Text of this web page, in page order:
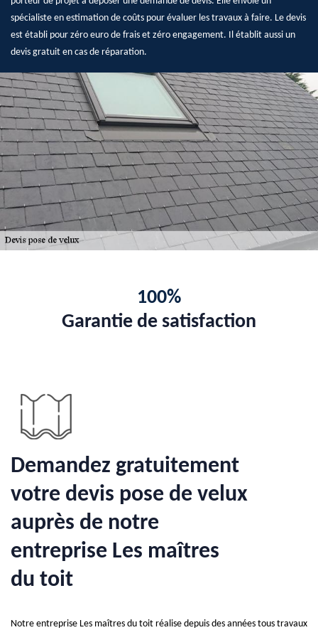
spécialiste en estimation de coûts pour évaluer les travaux à faire. Le devis
est établi pour zéro euro de frais et zéro engagement. Il établit aussi un
devis gratuit en cas de réparation.
100%
Garantie de satisfaction
Demandez gratuitement
votre devis pose de velux
auprès de notre
entreprise Les maîtres
du toit
Notre entreprise Les maîtres du toit réalise depuis des années tous travaux